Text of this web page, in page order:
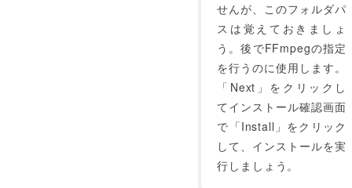
せんが、このフォルダパ
スは覚えておきましょ
う。後でFFmpegの指定
を行うのに使用します。
「Next」をクリックし
てインストール確認画面
で「Install」をクリック
して、インストールを実
行しましょう。